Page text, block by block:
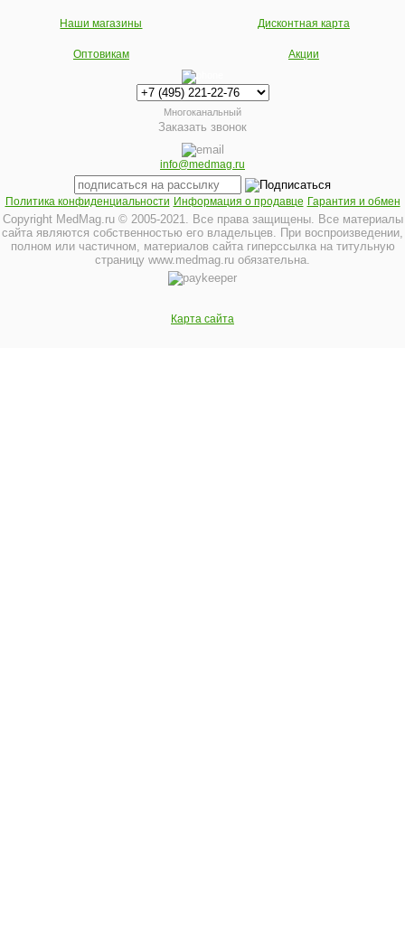
Наши магазины Дисконтная карта
Оптовикам Акции
Многоканальный
Заказать звонок
info@medmag.ru
Политика конфиденциальности Информация о продавце Гарантия и обмен
Copyright MedMag.ru © 2005-2021. Все права защищены. Все материалы
сайта являются собственностью его владельцев. При воспроизведении,
полном или частичном, материалов сайта гиперссылка на титульную
страницу www.medmag.ru обязательна.
Карта сайта